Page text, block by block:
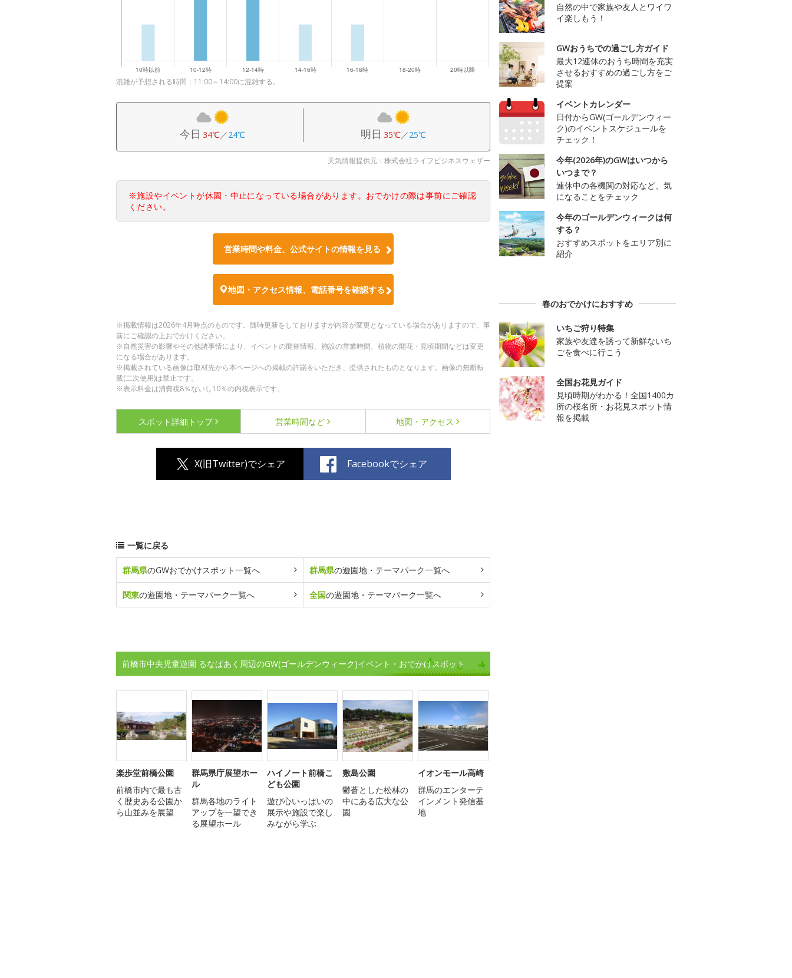
混雑が予想される時間：11:00～14:00に混雑する。
今日 34℃／24℃ 明日 35℃／25℃
天気情報提供元：株式会社ライフビジネスウェザー
※施設やイベントが休園・中止になっている場合があります。おでかけの際は事前にご確認
ください。
営業時間や料金、公式サイトの情報を見る
地図・アクセス情報、電話番号を確認する
※掲載情報は2026年4月時点のものです。随時更新をしておりますが内容が変更となっている場合がありますので、事
前にご確認の上おでかけください。
※自然災害の影響やその他諸事情により、イベントの開催情報、施設の営業時間、植物の開花・見頃期間などは変更
になる場合があります。
※掲載されている画像は取材先から本ページへの掲載の許諾をいただき、提供されたものとなります。画像の無断転
載(二次使用)は禁止です。
※表示料金は消費税8％ないし10％の内税表示です。
スポット詳細 トップ 営業時間など 地図・アクセス
X(旧Twitter)でシェア Facebookでシェア
一覧に戻る
群馬県のGWおでかけスポット一覧へ 群馬県の遊園地・テーマパーク一覧へ
関東の遊園地・テーマパーク一覧へ 全国の遊園地・テーマパーク一覧へ
前橋市中央児童遊園 るなぱあく周辺のGW(ゴールデンウィーク)イベント・おでかけスポット
楽歩堂前橋公園
前橋市内で最も古
く歴史ある公園か
ら山並みを展望
群馬県庁展望ホー
ル
群馬各地のライト
アップを一望でき
る展望ホール
ハイノート前橋こ
ども公園
遊び心いっぱいの
展示や施設で楽し
みながら学ぶ
敷島公園
鬱蒼とした松林の
中にある広大な公
園
イオンモール高崎
群馬のエンターテ
インメント発信基
地
自然の中で家族や友人とワイワ
イ楽しもう！
GWおうちでの過ごし方ガイド
最大12連休のおうち時間を充実
させるおすすめの過ごし方をご
提案
イベントカレンダー
日付からGW(ゴールデンウィー
ク)のイベントスケジュールを
チェック！
今年(2026年)のGWはいつから
いつまで？
連休中の各機関の対応など、気
になることをチェック
今年のゴールデンウィークは何
する？
おすすめスポットをエリア別に
紹介
春のおでかけにおすすめ
いちご狩り特集
家族や友達を誘って新鮮ないち
ごを食べに行こう
全国お花見ガイド
見頃時期がわかる！全国1400カ
所の桜名所・お花見スポット情
報を掲載